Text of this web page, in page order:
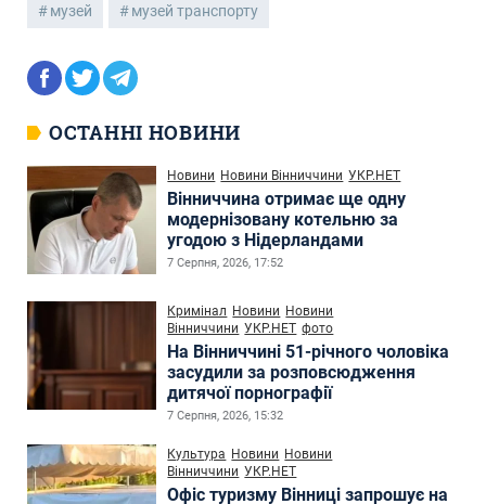
музей музей транспорту
ОСТАННІ НОВИНИ
Новини Новини Вінниччини УКР.НЕТ
Вінниччина отримає ще одну
модернізовану котельню за
угодою з Нідерландами
7 Серпня, 2026, 17:52
Кримінал Новини Новини
Вінниччини УКР.НЕТ фото
На Вінниччині 51-річного чоловіка
засудили за розповсюдження
дитячої порнографії
7 Серпня, 2026, 15:32
Культура Новини Новини
Вінниччини УКР.НЕТ
Офіс туризму Вінниці запрошує на